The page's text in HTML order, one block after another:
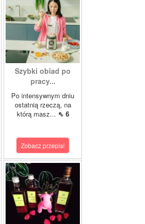
Szybki obiad po
pracy...
Po intensywnym dniu
ostatnią rzeczą, na
którą masz... ⇖ 6
Zobacz przepis!